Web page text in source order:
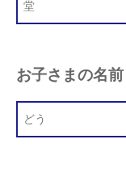
お子さまの名前